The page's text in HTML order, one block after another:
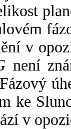
v
není
ke
v